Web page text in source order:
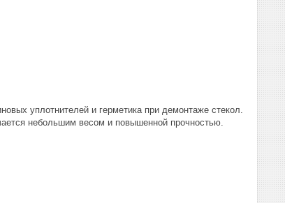
уплотнителей и герметика при демонтаже стекол.
небольшим весом и повышенной прочностью.